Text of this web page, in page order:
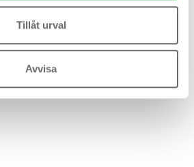
Tillåt urval
Avvisa